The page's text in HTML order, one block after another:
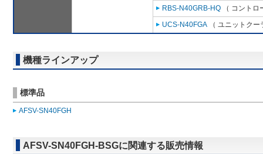
RBS-N40GRB-HQ （ コント
UCS-N40FGA （ ユニットク
機種ラインアップ
標準品
AFSV-SN40FGH
AFSV-SN40FGH-BSGに関連する販売情報